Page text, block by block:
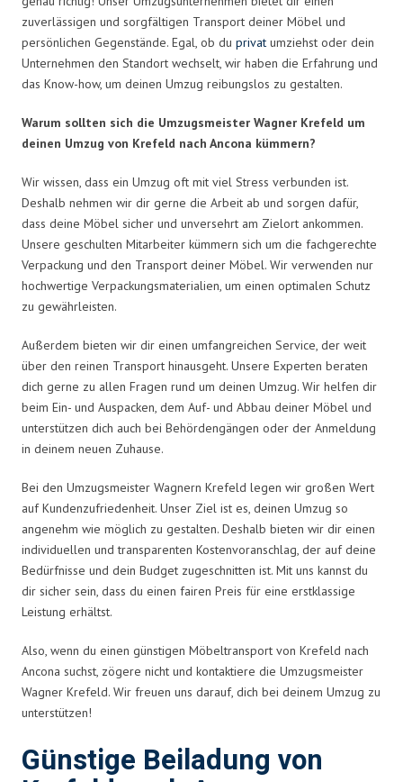
zuverlässigen und sorgfältigen Transport deiner Möbel und
persönlichen Gegenstände. Egal, ob du privat umziehst oder dein
Unternehmen den Standort wechselt, wir haben die Erfahrung und
das Know-how, um deinen Umzug reibungslos zu gestalten.
Warum sollten sich die Umzugsmeister Wagner Krefeld um
deinen Umzug von Krefeld nach Ancona kümmern?
Wir wissen, dass ein Umzug oft mit viel Stress verbunden ist.
Deshalb nehmen wir dir gerne die Arbeit ab und sorgen dafür,
dass deine Möbel sicher und unversehrt am Zielort ankommen.
Unsere geschulten Mitarbeiter kümmern sich um die fachgerechte
Verpackung und den Transport deiner Möbel. Wir verwenden nur
hochwertige Verpackungsmaterialien, um einen optimalen Schutz
zu gewährleisten.
Außerdem bieten wir dir einen umfangreichen Service, der weit
über den reinen Transport hinausgeht. Unsere Experten beraten
dich gerne zu allen Fragen rund um deinen Umzug. Wir helfen dir
beim Ein- und Auspacken, dem Auf- und Abbau deiner Möbel und
unterstützen dich auch bei Behördengängen oder der Anmeldung
in deinem neuen Zuhause.
Bei den Umzugsmeister Wagnern Krefeld legen wir großen Wert
auf Kundenzufriedenheit. Unser Ziel ist es, deinen Umzug so
angenehm wie möglich zu gestalten. Deshalb bieten wir dir einen
individuellen und transparenten Kostenvoranschlag, der auf deine
Bedürfnisse und dein Budget zugeschnitten ist. Mit uns kannst du
dir sicher sein, dass du einen fairen Preis für eine erstklassige
Leistung erhältst.
Also, wenn du einen günstigen Möbeltransport von Krefeld nach
Ancona suchst, zögere nicht und kontaktiere die Umzugsmeister
Wagner Krefeld. Wir freuen uns darauf, dich bei deinem Umzug zu
unterstützen!
Günstige Beiladung von